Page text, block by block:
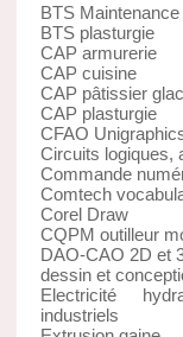
BTS
BTS plasturgie
CAP armurerie
CAP cuisine
CAP pâtissier
CAP plasturgie
CFAO
Circuits logiques,
Commande
Comtech
Corel Draw
CQPM outilleur
DAO-CAO 2D et
dessin et
Electricité
industriels